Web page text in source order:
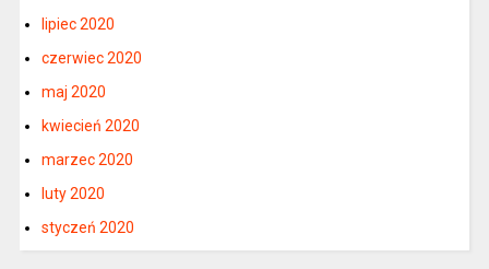
lipiec 2020
czerwiec 2020
maj 2020
kwiecień 2020
marzec 2020
luty 2020
styczeń 2020